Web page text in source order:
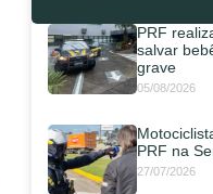
PRF
salvar
grave
05/08/2026
PRF na
27/07/2026